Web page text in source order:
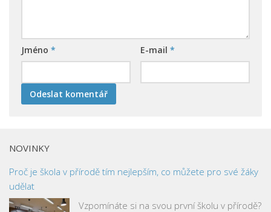
Jméno * E-mail *
NOVINKY
Proč je škola v přírodě tím nejlepším, co můžete pro své žáky
udělat
Vzpomínáte si na svou první školu v přírodě?